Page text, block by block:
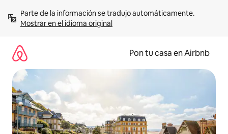
contenidoMostrar en el idioma original
Pon tu casa en Airbnb